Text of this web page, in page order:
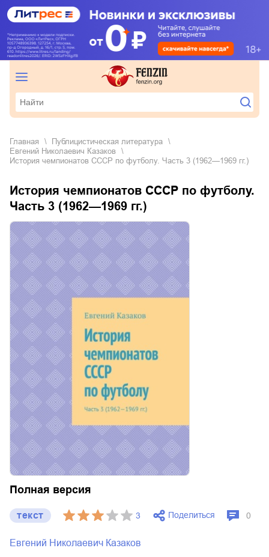
Главная
публицистическая литература
Евгений Николаевич Казаков
История чемпионатов СССР по футболу. Часть 3 (1962—1969 гг.)
История чемпионатов СССР по футболу.
Часть 3 (1962—1969 гг.)
Полная версия
текст 3 Поделиться 0
Евгений Николаевич Казаков